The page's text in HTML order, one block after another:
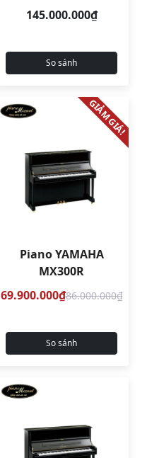
145.000.000₫
So sánh
GIẢM GIÁ!
Piano YAMAHA
MX300R
69.900.000₫86.000.000₫
So sánh